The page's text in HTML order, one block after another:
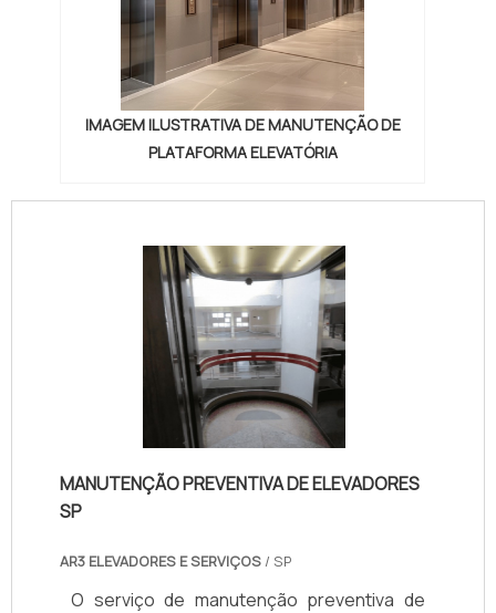
IMAGEM ILUSTRATIVA DE MANUTENÇÃO DE
PLATAFORMA ELEVATÓRIA
MANUTENÇÃO PREVENTIVA DE ELEVADORES
SP
AR3 ELEVADORES E SERVIÇOS / SP
O serviço de manutenção preventiva de